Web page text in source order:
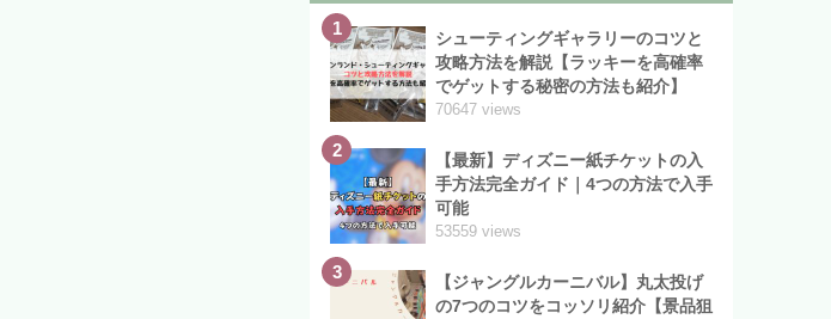
1
シューティングギャラリーのコツと
攻略方法を解説【ラッキーを高確率
でゲットする秘密の方法も紹介】
70647 views
2
【最新】ディズニー紙チケットの入
手方法完全ガイド｜4つの方法で入手
可能
53559 views
3
【ジャングルカーニバル】丸太投げ
の7つのコツをコッソリ紹介【景品狙